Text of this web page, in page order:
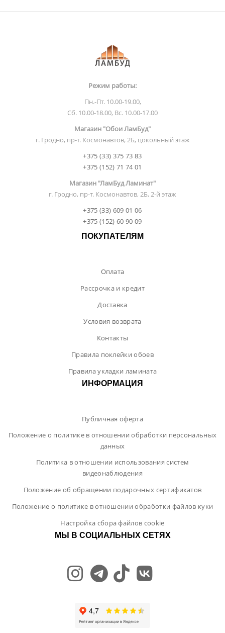
Режим работы:
Пн.-Пт. 10.00-19.00,
Сб. 10.00-18.00, Вс. 10.00-17.00
Магазин "Обои ЛамБуд"
г. Гродно, пр-т. Космонавтов, 2Б, цокольный этаж
+375 (33) 375 73 83
+375 (152) 71 74 01
Магазин "ЛамБуд Ламинат"
г. Гродно, пр-т. Космонавтов, 2Б, 2-й этаж
+375 (33) 609 01 06
+375 (152) 60 90 09
ПОКУПАТЕЛЯМ
Оплата
Рассрочка и кредит
Доставка
Условия возврата
Контакты
Правила поклейки обоев
Правила укладки ламината
ИНФОРМАЦИЯ
Публичная оферта
Положение о политике в отношении обработки персональных
данных
Политика в отношении использования систем
видеонаблюдения
Положение об обращении подарочных сертификатов
Положение о политике в отношении обработки файлов куки
Настройка сбора файлов cookie
МЫ В СОЦИАЛЬНЫХ СЕТЯХ